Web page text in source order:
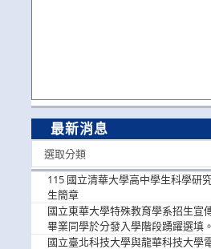
最新消息
選取分類
115 國立清華大學高中學生科學研
生簡章
國立東華大學特殊教育學系招生宣
畢業同學於分發入學階段踴躍選填。
國立臺北科技大學與龍華科技大學